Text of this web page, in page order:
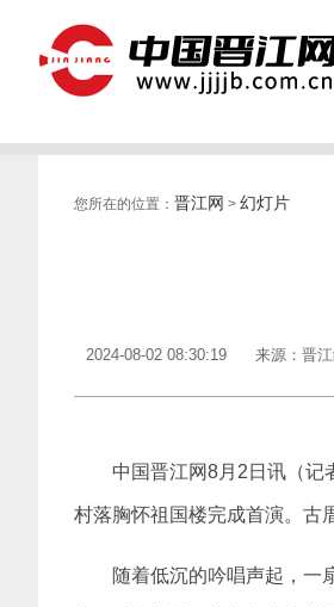
您所在的位置： 晋江网 > 幻灯片
2024-08-02 08:30:19 来源：晋
中国晋江网8月2日讯（记
村落胸怀祖国楼完成首演。古
随着低沉的吟唱声起，一